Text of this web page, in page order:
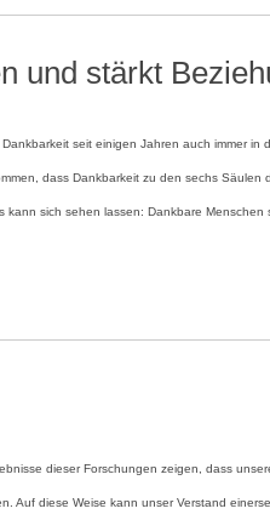
und stärkt
seit einigen Jahren auch immer in
dass Dankbarkeit zu den sechs Säulen
sich sehen lassen: Dankbare
dieser Forschungen zeigen, dass
Auf diese Weise kann unser Verstand